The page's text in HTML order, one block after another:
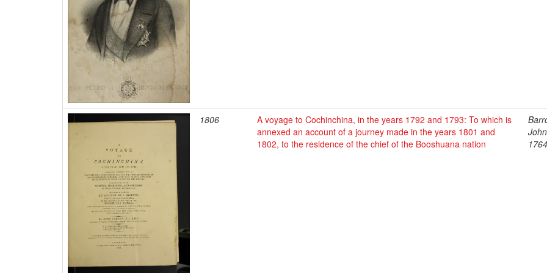
1806
A voyage to Cochinchina, in the years 1792 and 1793: To which is
annexed an account of a journey made in the years 1801 and
1802, to the residence of the chief of the Booshuana nation